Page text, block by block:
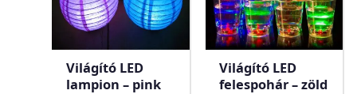
Világító LED
lampion – pink
Világító LED
felespohár – zöld